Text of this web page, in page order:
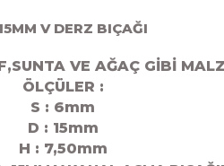
V DERZ BIÇAĞI
VE AĞAÇ GİBİ
ÖLÇÜLER :
S : 6mm
D : 15mm
H : 7,50mm